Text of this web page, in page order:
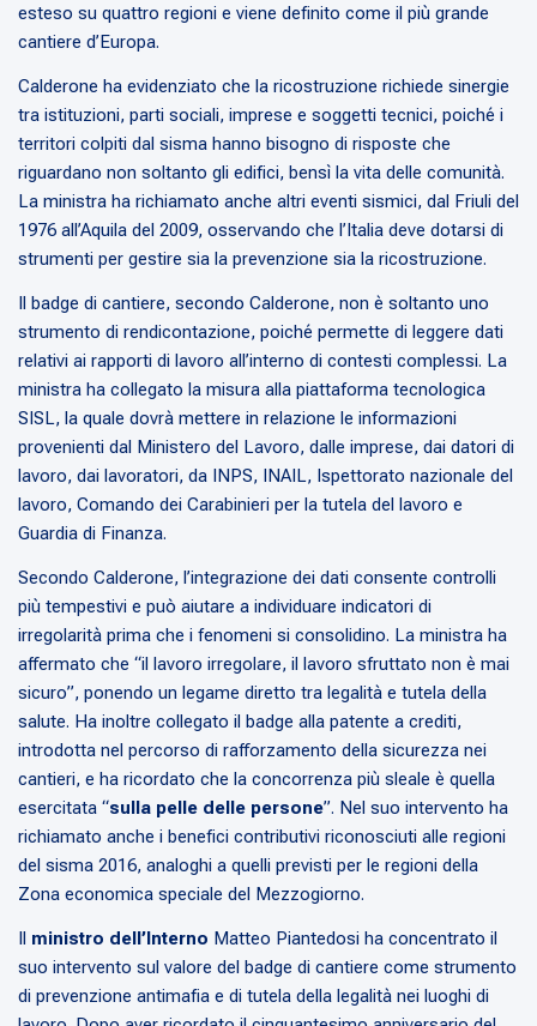
esteso su quattro regioni e viene definito come il più grande
cantiere d’Europa.
Calderone ha evidenziato che la ricostruzione richiede sinergie
tra istituzioni, parti sociali, imprese e soggetti tecnici, poiché i
territori colpiti dal sisma hanno bisogno di risposte che
riguardano non soltanto gli edifici, bensì la vita delle comunità.
La ministra ha richiamato anche altri eventi sismici, dal Friuli del
1976 all’Aquila del 2009, osservando che l’Italia deve dotarsi di
strumenti per gestire sia la prevenzione sia la ricostruzione.
Il badge di cantiere, secondo Calderone, non è soltanto uno
strumento di rendicontazione, poiché permette di leggere dati
relativi ai rapporti di lavoro all’interno di contesti complessi. La
ministra ha collegato la misura alla piattaforma tecnologica
SISL, la quale dovrà mettere in relazione le informazioni
provenienti dal Ministero del Lavoro, dalle imprese, dai datori di
lavoro, dai lavoratori, da INPS, INAIL, Ispettorato nazionale del
lavoro, Comando dei Carabinieri per la tutela del lavoro e
Guardia di Finanza.
Secondo Calderone, l’integrazione dei dati consente controlli
più tempestivi e può aiutare a individuare indicatori di
irregolarità prima che i fenomeni si consolidino. La ministra ha
affermato che “il lavoro irregolare, il lavoro sfruttato non è mai
sicuro”, ponendo un legame diretto tra legalità e tutela della
salute. Ha inoltre collegato il badge alla patente a crediti,
introdotta nel percorso di rafforzamento della sicurezza nei
cantieri, e ha ricordato che la concorrenza più sleale è quella
esercitata “sulla pelle delle persone”. Nel suo intervento ha
richiamato anche i benefici contributivi riconosciuti alle regioni
del sisma 2016, analoghi a quelli previsti per le regioni della
Zona economica speciale del Mezzogiorno.
Il ministro dell’Interno Matteo Piantedosi ha concentrato il
suo intervento sul valore del badge di cantiere come strumento
di prevenzione antimafia e di tutela della legalità nei luoghi di